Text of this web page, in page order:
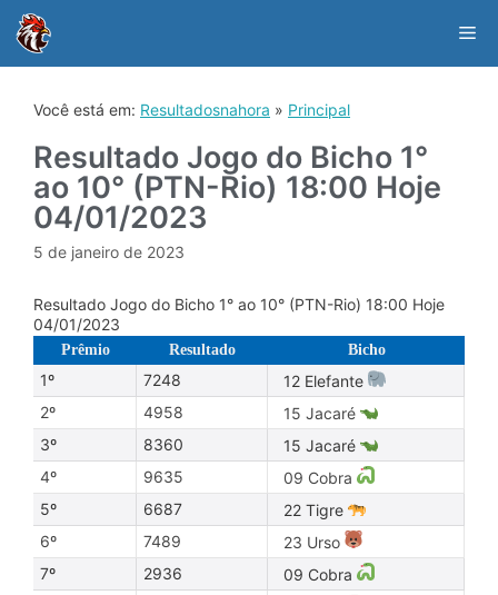
content
Você está em: Resultadosnahora » Principal
Resultado Jogo do Bicho 1°
ao 10° (PTN-Rio) 18:00 Hoje
04/01/2023
5 de janeiro de 2023
Resultado Jogo do Bicho 1° ao 10° (PTN-Rio) 18:00 Hoje
04/01/2023
Prêmio Resultado Bicho
1º 7248
12 Elefante
2º
4958
15 Jacaré
3º
8360
15 Jacaré
4º
9635
09 Cobra
5º
6687
22 Tigre
6º
7489
23 Urso
7º
2936
09 Cobra